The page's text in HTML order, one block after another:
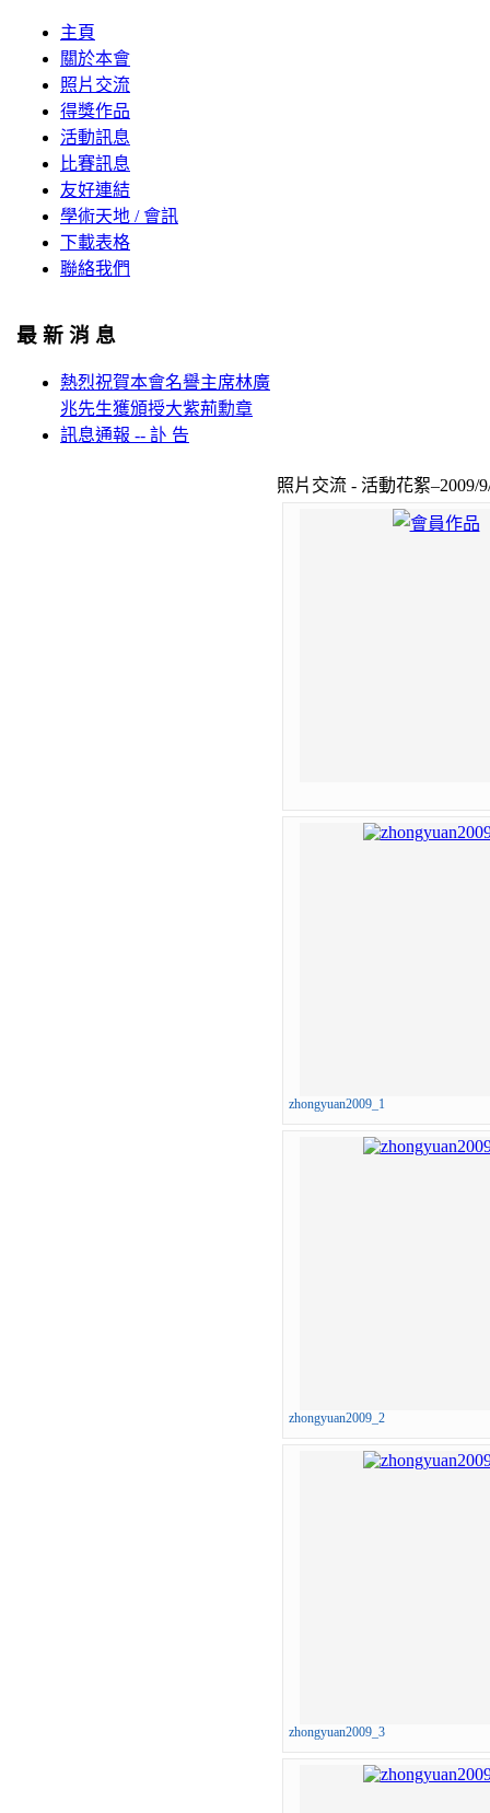
主頁
關於本會
照片交流
得獎作品
活動訊息
比賽訊息
友好連結
學術天地 / 會訊
下載表格
聯絡我們
最 新 消 息
熱烈祝賀本會名譽主席林廣
兆先生獲頒授大紫荊勳章
訊息通報 -- 訃 告
照片交流 - 活動花絮–2009/
zhongyuan2009_1
zhongyuan2009_2
zhongyuan2009_3